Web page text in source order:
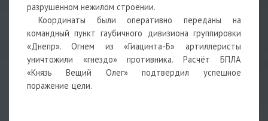
разрушенном нежилом строении.
Координаты были оперативно переданы на
командный пункт гаубичного дивизиона группировки
«Днепр». Огнем из «Гиацинта-Б» артиллеристы
уничтожили «гнездо» противника. Расчёт БПЛА
«Князь Вещий Олег» подтвердил успешное
поражение цели.